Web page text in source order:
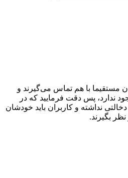
مستقیما با هم تماس می‌گیرند و
ندارد، پس دقت فرمایید که در
نداشته و کاربران باید خودشان
بگیرند.